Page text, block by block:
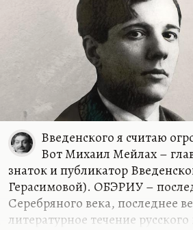
на самоедские и мучительные
дневники, на его же записки, в
предсмертные. И отношение
исчерпывающе описано в
к отцу».
Тут проблема в том, что
томится раскаянием, потому
резкое…
Введенского я считаю
Вот Михаил Мейлах –
знаток и публикатор
Герасимовой). ОБЭРИУ –
Серебряного века, последнее
литературное течение